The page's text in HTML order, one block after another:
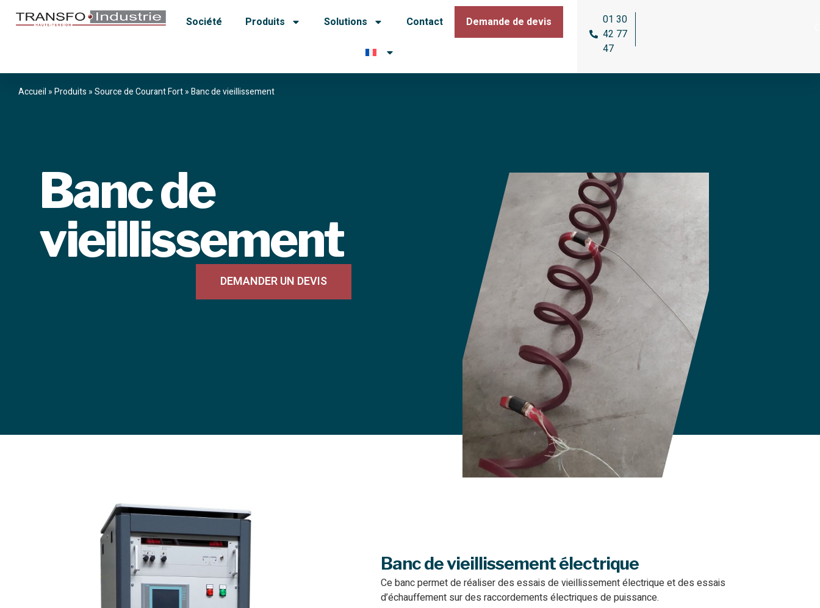
Société Produits Solutions Contact Demande de devis
01 30
42 77
47
Accueil »Produits »Source de Courant Fort»Banc de vieillissement
Banc de
vieillissement
DEMANDER UN DEVIS
Banc de vieillissement électrique
Ce banc permet de réaliser des essais de vieillissement électrique et des essais
d’échauffement sur des raccordements électriques de puissance.